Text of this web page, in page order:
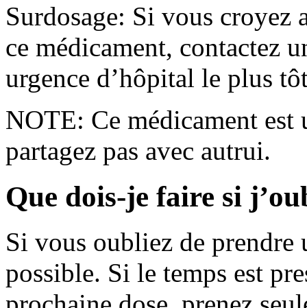
Surdosage: Si vous croyez
ce médicament, contactez
urgence d’hôpital le plus
NOTE: Ce médicament
partagez pas avec autrui.
Que dois-je faire si
Si vous oubliez de prendre
possible. Si le temps est